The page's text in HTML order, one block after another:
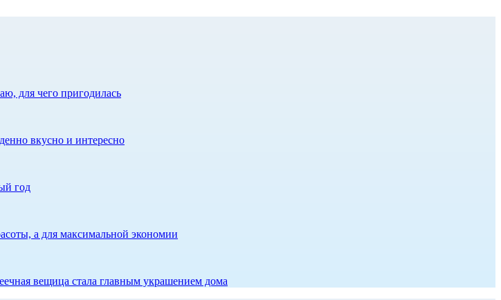
для чего пригодилась
вкусно и интересно
год
а для максимальной экономии
вещица стала главным украшением дома